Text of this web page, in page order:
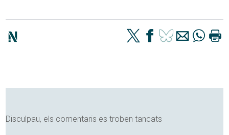
Disculpau, els comentaris es troben tancats